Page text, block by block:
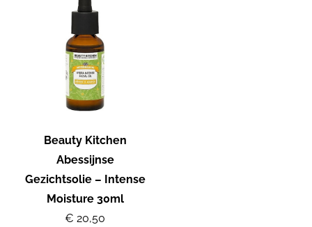
Beauty Kitchen
Abessijnse
Gezichtsolie – Intense
Moisture 30ml
€ 20,50